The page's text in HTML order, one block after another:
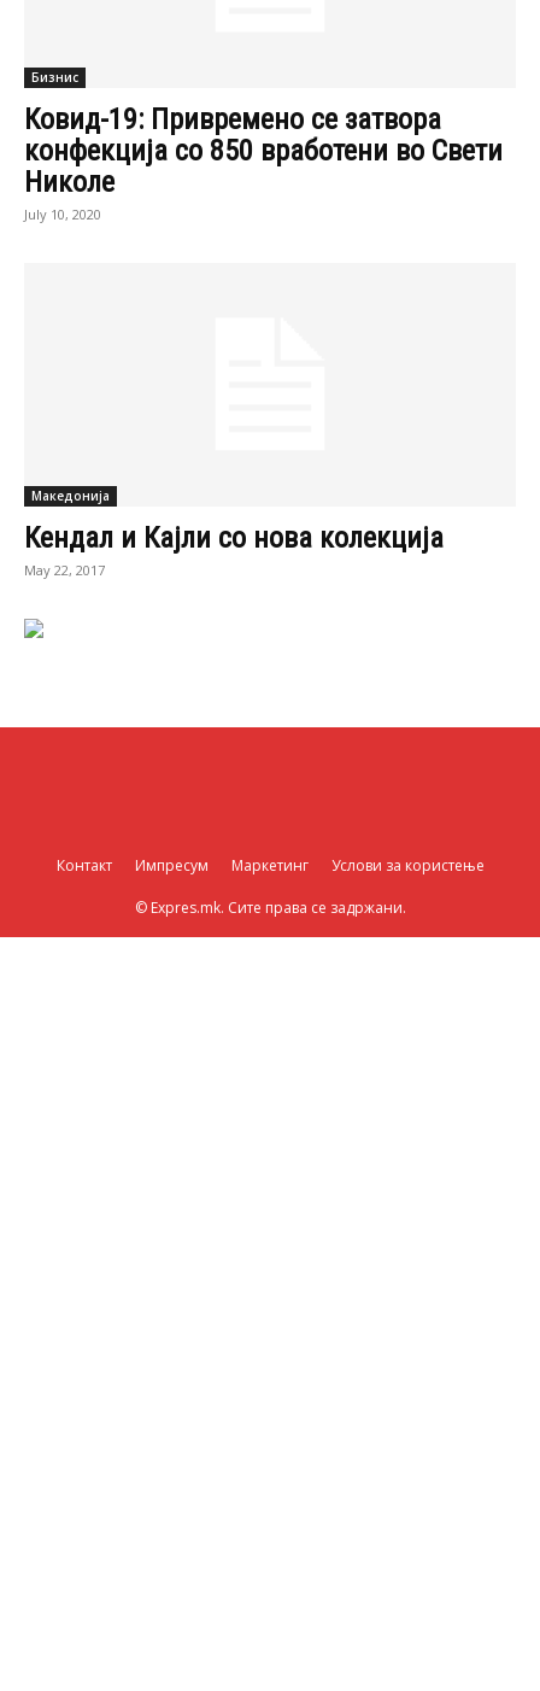
Бизнис
Ковид-19: Привремено се затвора
конфекција со 850 вработени во Свети
Николе
July 10, 2020
Македонија
Кендал и Кајли со нова колекција
May 22, 2017
Контакт Импресум Маркетинг Услови за користење
© Expres.mk. Сите права се задржани.